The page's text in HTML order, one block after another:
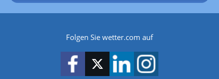
Folgen Sie wetter.com auf